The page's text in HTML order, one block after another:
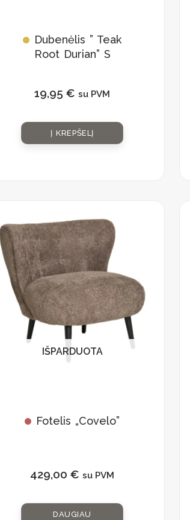
Dubenėlis ” Teak
Root Durian” S
19,95 € su PVM
Į KREPŠELĮ
IŠPARDUOTA
Fotelis „Covelo”
429,00 € su PVM
DAUGIAU